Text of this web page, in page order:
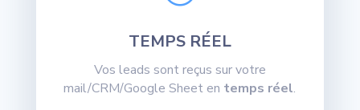
TEMPS RÉEL
Vos leads sont reçus sur votre
mail/CRM/Google Sheet en temps réel.